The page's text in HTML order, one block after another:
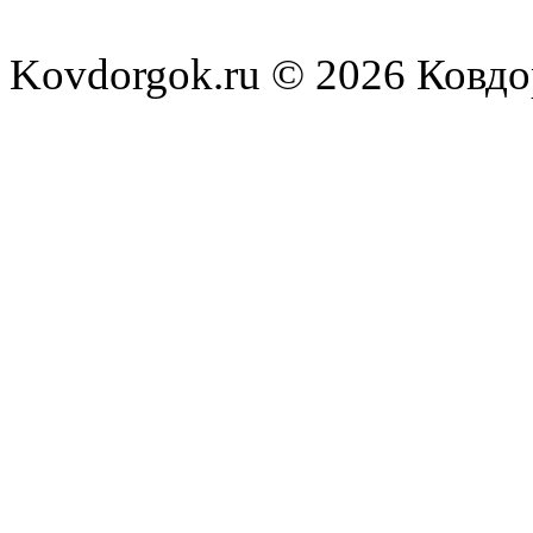
олигархи хотят
Kovdorgok.ru © 2026